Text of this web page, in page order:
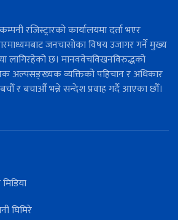
रजिस्ट्रारको कार्यालयमा दर्ता भएर
जनचासोका विषय उजागर गर्ने मुख्य
लागिरहेको छ। मानववेचविखनविरुद्धको
अल्पसङ्ख्यक व्यक्तिको पहिचान र अधिकार
बचौँ र बचाऔँ भन्ने सन्देश प्रवाह गर्दै आएका छौँ।
घिमिरे